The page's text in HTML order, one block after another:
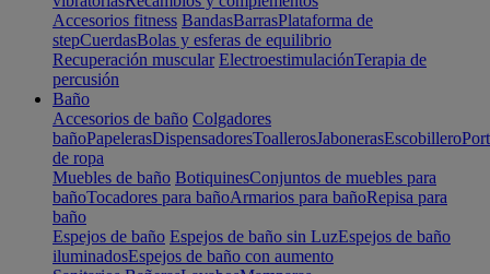
Accesorios fitness BandasBarrasPlataforma de
stepCuerdasBolas y esferas de equilibrio
Recuperación muscular ElectroestimulaciónTerapia de
percusión
Baño
Accesorios de baño Colgadores
bañoPapelerasDispensadoresToallerosJabonerasEscobillero
de ropa
Muebles de baño BotiquinesConjuntos de muebles para
bañoTocadores para bañoArmarios para bañoRepisa para
baño
Espejos de baño Espejos de baño sin LuzEspejos de baño
iluminadosEspejos de baño con aumento